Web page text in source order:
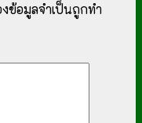
ข้อมูลจำเป็นถูกทำ